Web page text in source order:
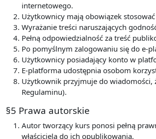
internetowego.
Użytkownicy mają obowiązek
Wyrażanie treści naruszających
Pełną odpowiedzialność za treść
Po pomyślnym zalogowaniu się do e-
Użytkownicy posiadający konto w
E-platforma udostępnia osobom
Użytkownik przyjmuje do wiadomości,
Regulaminu).
§5 Prawa autorskie
Autor tworzący kurs ponosi pełną
właściciela do ich opublikowania.